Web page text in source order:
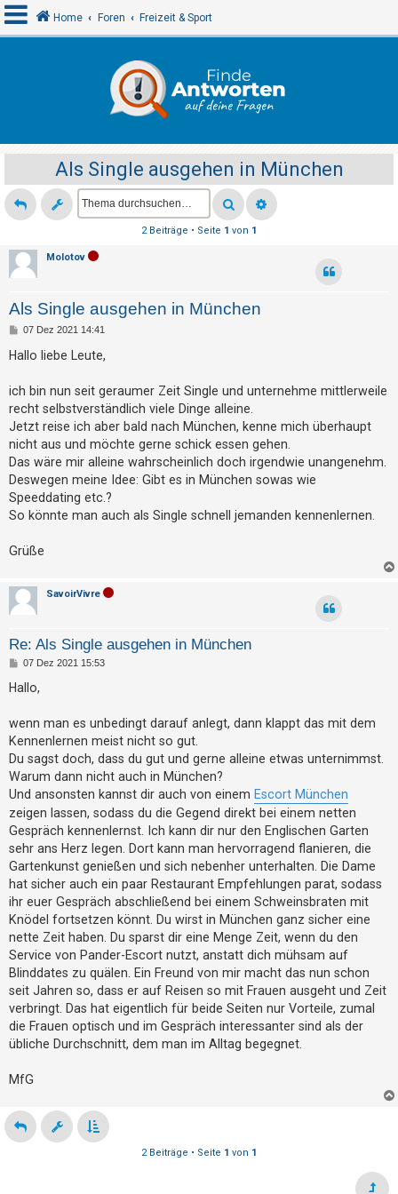
e
l
d
e
R
e
g
i
s
t
r
i
e
r
e
U
b
e
a
t
w
o
r
t
e
t
e
T
h
e
m
e
n
k
i
v
Home Foren Freizeit & Sport
Als Single ausgehen in München
2 Beiträge • Seite 1 von 1
Molotov
Als Single ausgehen in München
B
i
t
a
g
07 Dez 2021 14:41
Hallo liebe Leute,
ich bin nun seit geraumer Zeit Single und unternehme mittlerweile
recht selbstverständlich viele Dinge alleine.
Jetzt reise ich aber bald nach München, kenne mich überhaupt
nicht aus und möchte gerne schick essen gehen.
Das wäre mir alleine wahrscheinlich doch irgendwie unangenehm.
Deswegen meine Idee: Gibt es in München sowas wie
Speeddating etc.?
So könnte man auch als Single schnell jemanden kennenlernen.
Grüße
SavoirVivre
Re: Als Single ausgehen in München
B
i
a
g
07 Dez 2021 15:53
Hallo,
wenn man es unbedingt darauf anlegt, dann klappt das mit dem
Kennenlernen meist nicht so gut.
Du sagst doch, dass du gut und gerne alleine etwas unternimmst.
Warum dann nicht auch in München?
Und ansonsten kannst dir auch von einem Escort München
zeigen lassen, sodass du die Gegend direkt bei einem netten
Gespräch kennenlernst. Ich kann dir nur den Englischen Garten
sehr ans Herz legen. Dort kann man hervorragend flanieren, die
Gartenkunst genießen und sich nebenher unterhalten. Die Dame
hat sicher auch ein paar Restaurant Empfehlungen parat, sodass
ihr euer Gespräch abschließend bei einem Schweinsbraten mit
Knödel fortsetzen könnt. Du wirst in München ganz sicher eine
nette Zeit haben. Du sparst dir eine Menge Zeit, wenn du den
Service von Pander-Escort nutzt, anstatt dich mühsam auf
Blinddates zu quälen. Ein Freund von mir macht das nun schon
seit Jahren so, dass er auf Reisen so mit Frauen ausgeht und Zeit
verbringt. Das hat eigentlich für beide Seiten nur Vorteile, zumal
die Frauen optisch und im Gespräch interessanter sind als der
übliche Durchschnitt, dem man im Alltag begegnet.
MfG
2 Beiträge • Seite 1 von 1